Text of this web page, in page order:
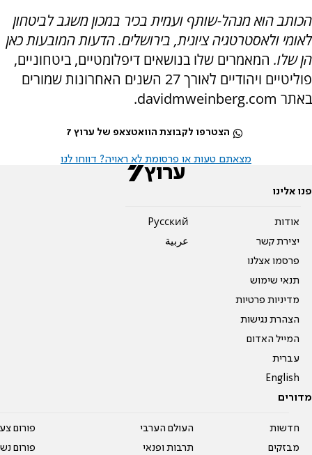
הכותב הוא מנהל-שותף ועמית בכיר במכון משגב לביטחון
לאומי ולאסטרטגיה ציונית, בירושלים. הדעות המובעות כאן
הן שלו. המאמרים שלו בנושאים דיפלומטיים, ביטחוניים,
פוליטיים ויהודיים לאורך 27 השנים האחרונות שמורים
באתר davidmweinberg.com.
הצטרפו לקבוצת הוואטצאפ של ערוץ 7
מצאתם טעות או פרסומת לא ראויה? דווחו לנו
פנו אלינו
אודות
יצירת קשר
פרסמו אצלנו
תנאי שימוש
מדיניות פרטיות
הצהרת נגישות
המייל האדום
עברית
English
Pусский
عربية
מדורים
חדשות
מבזקים
העולם הערבי
תרבות ופנאי
פורום
פורום